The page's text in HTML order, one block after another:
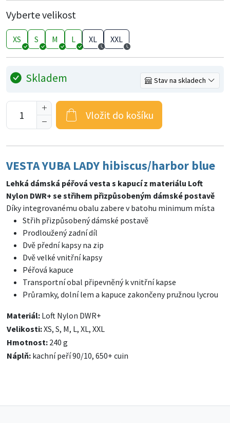
Vyberte velikost
XS S M L XL XXL
Skladem Stav na skladech
Vložit do košíku
VESTA YUBA LADY hibiscus/harbor blue
Lehká dámská péřová vesta s kapucí z materiálu Loft
Nylon DWR+ se střihem přizpůsobeným dámské postavě
Díky integrovanému obalu zabere v batohu minimum místa
Střih přizpůsobený dámské postavě
Prodloužený zadní díl
Dvě přední kapsy na zip
Dvě velké vnitřní kapsy
Péřová kapuce
Transportní obal připevněný k vnitřní kapse
Průramky, dolní lem a kapuce zakončeny pružnou lycrou
Materiál: Loft Nylon DWR+
Velikosti:XS, S, M, L, XL, XXL
Hmotnost: 240 g
Náplň: kachní peří 90/10, 650+ cuin